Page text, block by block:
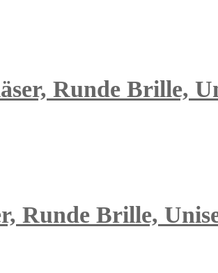
Runde Brille,
Runde Brille,